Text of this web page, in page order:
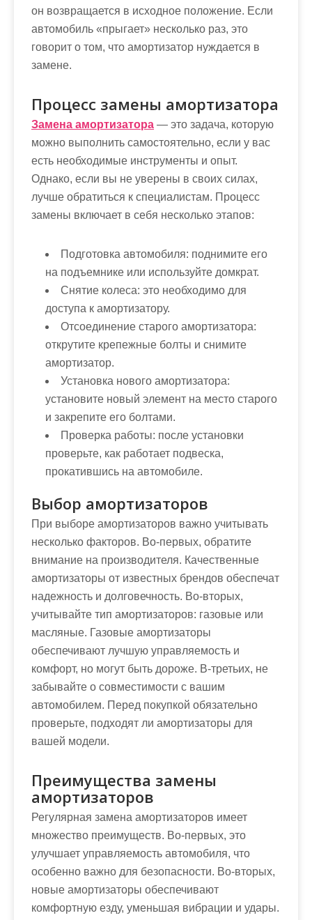
он возвращается в исходное положение. Если
автомобиль «прыгает» несколько раз, это
говорит о том, что амортизатор нуждается в
замене.
Процесс замены амортизатора
Замена амортизатора — это задача, которую
можно выполнить самостоятельно, если у вас
есть необходимые инструменты и опыт.
Однако, если вы не уверены в своих силах,
лучше обратиться к специалистам. Процесс
замены включает в себя несколько этапов:
Подготовка автомобиля: поднимите его
на подъемнике или используйте домкрат.
Снятие колеса: это необходимо для
доступа к амортизатору.
Отсоединение старого амортизатора:
открутите крепежные болты и снимите
амортизатор.
Установка нового амортизатора:
установите новый элемент на место старого
и закрепите его болтами.
Проверка работы: после установки
проверьте, как работает подвеска,
прокатившись на автомобиле.
Выбор амортизаторов
При выборе амортизаторов важно учитывать
несколько факторов. Во-первых, обратите
внимание на производителя. Качественные
амортизаторы от известных брендов обеспечат
надежность и долговечность. Во-вторых,
учитывайте тип амортизаторов: газовые или
масляные. Газовые амортизаторы
обеспечивают лучшую управляемость и
комфорт, но могут быть дороже. В-третьих, не
забывайте о совместимости с вашим
автомобилем. Перед покупкой обязательно
проверьте, подходят ли амортизаторы для
вашей модели.
Преимущества замены
амортизаторов
Регулярная замена амортизаторов имеет
множество преимуществ. Во-первых, это
улучшает управляемость автомобиля, что
особенно важно для безопасности. Во-вторых,
новые амортизаторы обеспечивают
комфортную езду, уменьшая вибрации и удары.